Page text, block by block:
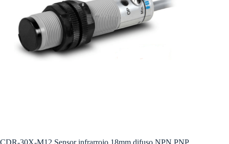
CDR-30X-M12 Sensor infrarrojo 18mm difuso NPN PNP